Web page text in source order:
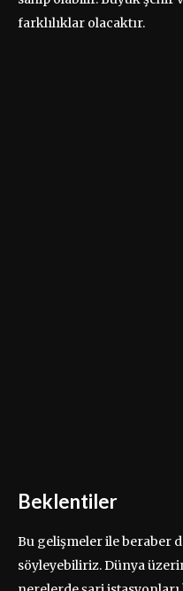
farklılıklar olacaktır.
Beklentiler
Bu gelişmeler ile beraber
söyleyebiliriz. Dünya